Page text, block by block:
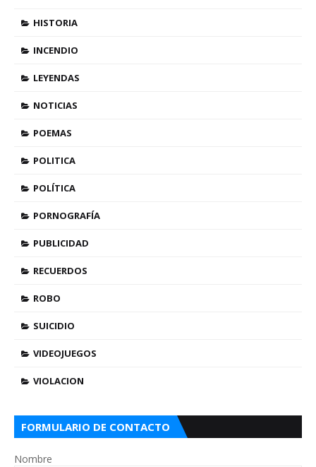
HISTORIA
INCENDIO
LEYENDAS
NOTICIAS
POEMAS
POLITICA
POLÍTICA
PORNOGRAFÍA
PUBLICIDAD
RECUERDOS
ROBO
SUICIDIO
VIDEOJUEGOS
VIOLACION
FORMULARIO DE CONTACTO
Nombre